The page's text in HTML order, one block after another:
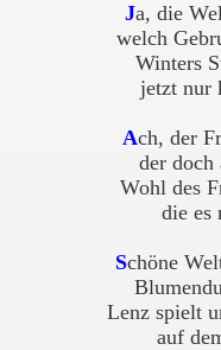
Ja, die
welch
Winters
jetzt nur
Ach, der
der doch
Wohl des
die es
Schöne
Lenz spielt
auf